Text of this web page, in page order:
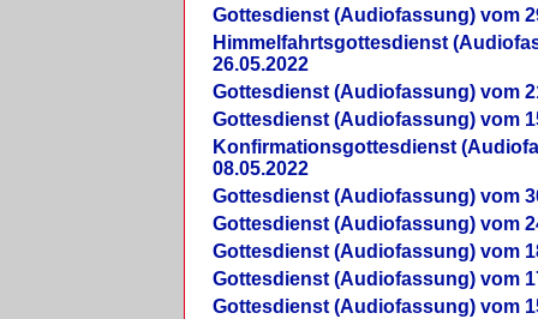
Gottesdienst (Audiofassung) vom
Himmelfahrtsgottesdienst
26.05.2022
Gottesdienst (Audiofassung) vom
Gottesdienst (Audiofassung) vom
Konfirmationsgottesdienst
08.05.2022
Gottesdienst (Audiofassung) vom
Gottesdienst (Audiofassung) vom
Gottesdienst (Audiofassung) vom
Gottesdienst (Audiofassung) vom
Gottesdienst (Audiofassung) vom